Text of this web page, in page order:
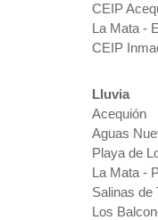
CEIP
La Mata -
CEIP
Lluvia
Acequión
Aguas
Playa de
La Mata -
Salinas de
Los